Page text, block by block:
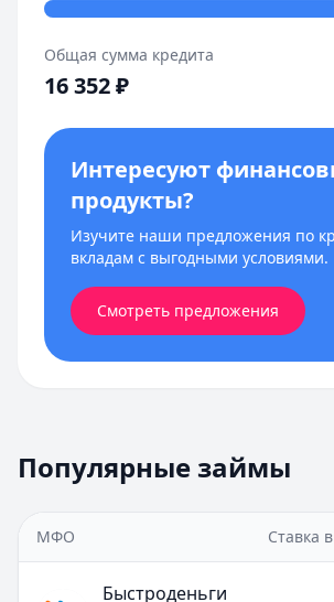
Общая сумма кредита
16 352₽
Интересуют
продукты?
Изучите наши предложения по
вкладам с выгодными условиями.
Смотреть предложения
Популярные займы
МФО Ставка
Быстроденьги